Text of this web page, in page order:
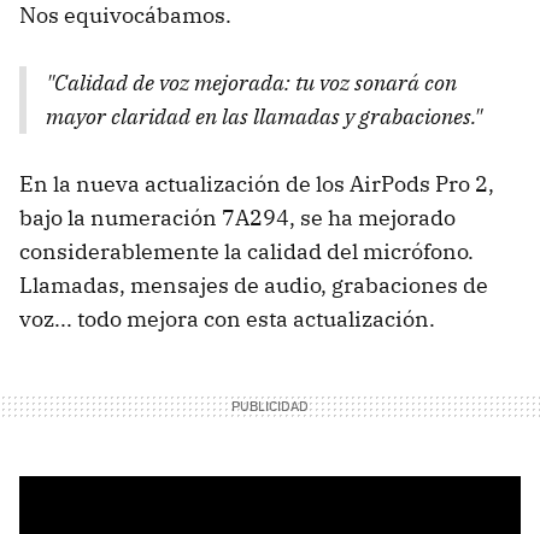
Nos equivocábamos.
"Calidad de voz mejorada: tu voz sonará con
mayor claridad en las llamadas y grabaciones."
En la nueva actualización de los AirPods Pro 2,
bajo la numeración 7A294, se ha mejorado
considerablemente la calidad del micrófono.
Llamadas, mensajes de audio, grabaciones de
voz... todo mejora con esta actualización.